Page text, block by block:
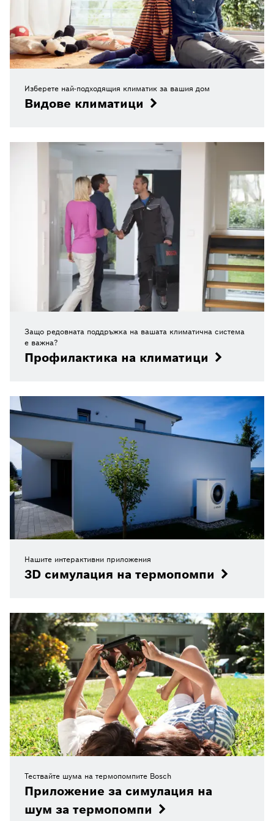
Изберете най-подходящия климатик за вашия дом
Видове климатици
Защо редовната поддръжка на вашата климатична система
е важна?
Профилактика на климатици
Нашите интерактивни приложения
3D симулация на термопомпи
Тествайте шума на термопомпите Bosch
Приложение за симулация на
шум за термопомпи